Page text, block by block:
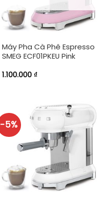
Máy Pha Cà Phê Espresso
SMEG ECF01PKEU Pink
1.100.000 ₫
-5%